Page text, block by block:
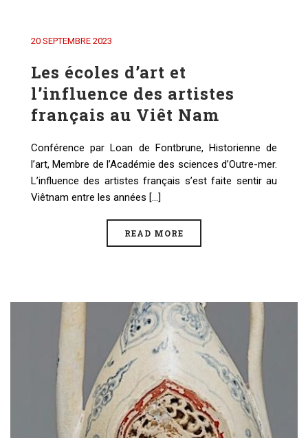
20 SEPTEMBRE 2023
Les écoles d’art et
l’influence des artistes
français au Viêt Nam
Conférence par Loan de Fontbrune, Historienne de
l’art, Membre de l’Académie des sciences d’Outre-mer.
L’influence des artistes français s’est faite sentir au
Viêtnam entre les années [...]
READ MORE